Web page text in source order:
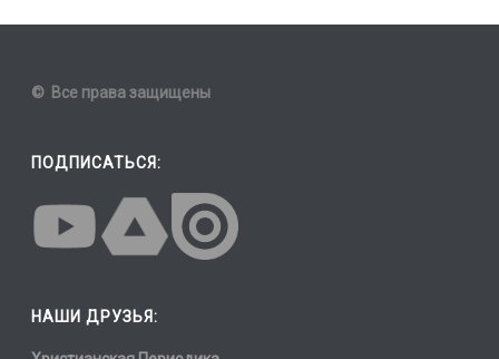
© Все права защищены
ПОДПИСАТЬСЯ:
НАШИ ДРУЗЬЯ: